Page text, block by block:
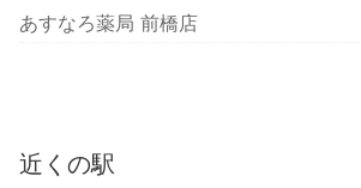
あすなろ薬局 前橋店
近くの駅